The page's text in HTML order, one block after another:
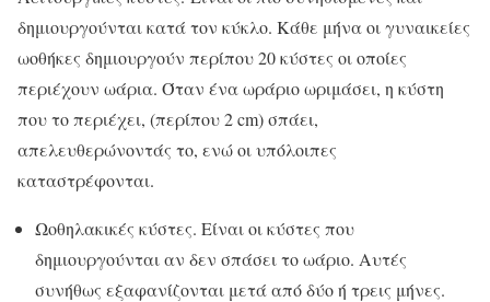
δημιουργούνται κατά τον κύκλο. Κάθε μήνα οι γυναικείες
ωοθήκες δημιουργούν περίπου 20 κύστες οι οποίες
περιέχουν ωάρια. Όταν ένα ωράριο ωριμάσει, η κύστη
που το περιέχει, (περίπου 2 cm) σπάει,
απελευθερώνοντάς το, ενώ οι υπόλοιπες
καταστρέφονται.
Ωοθηλακικές κύστες. Είναι οι κύστες που
δημιουργούνται αν δεν σπάσει το ωάριο. Αυτές
συνήθως εξαφανίζονται μετά από δύο ή τρεις μήνες.